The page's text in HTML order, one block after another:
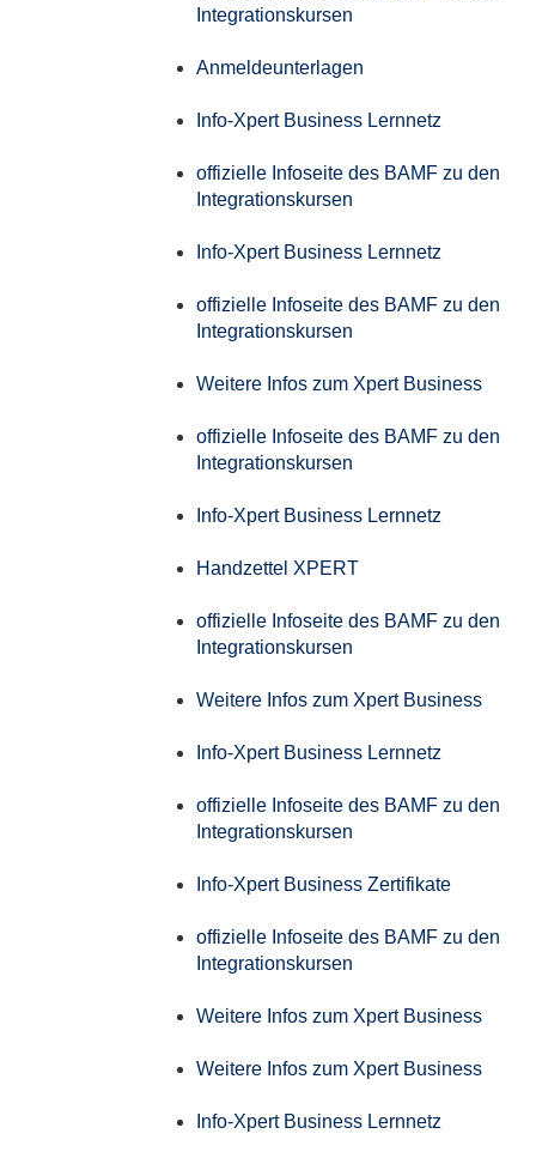
Integrationskursen
Anmeldeunterlagen
Info-Xpert Business Lernnetz
offizielle Infoseite des BAMF zu den
Integrationskursen
Info-Xpert Business Lernnetz
offizielle Infoseite des BAMF zu den
Integrationskursen
Weitere Infos zum Xpert Business
offizielle Infoseite des BAMF zu den
Integrationskursen
Info-Xpert Business Lernnetz
Handzettel XPERT
offizielle Infoseite des BAMF zu den
Integrationskursen
Weitere Infos zum Xpert Business
Info-Xpert Business Lernnetz
offizielle Infoseite des BAMF zu den
Integrationskursen
Info-Xpert Business Zertifikate
offizielle Infoseite des BAMF zu den
Integrationskursen
Weitere Infos zum Xpert Business
Weitere Infos zum Xpert Business
Info-Xpert Business Lernnetz